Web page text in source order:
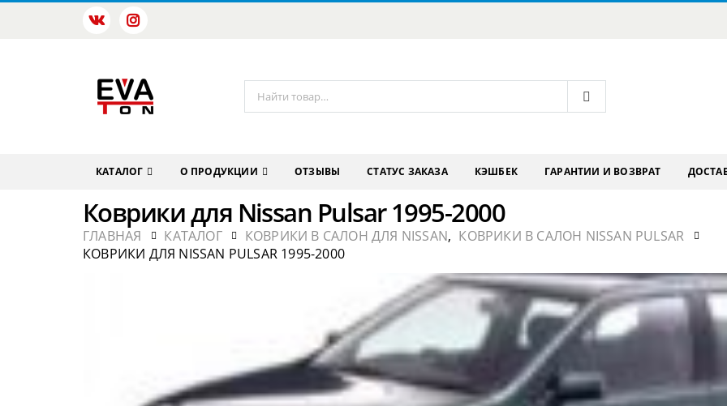
КАТАЛОГ О ПРОДУКЦИИ ОТЗЫВЫ СТАТУС ЗАКАЗА КЭШБЕК ГАРАНТИИ И ВОЗВРАТ
Коврики для Nissan Pulsar 1995-2000
ГЛАВНАЯ КАТАЛОГ КОВРИКИ В САЛОН ДЛЯ NISSAN, КОВРИКИ В САЛОН NISSAN PULSAR
КОВРИКИ ДЛЯ NISSAN PULSAR 1995-2000